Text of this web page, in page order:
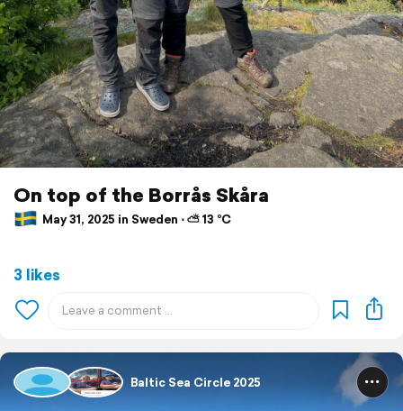
On top of the Borrås Skåra
May 31, 2025 in Sweden ⋅ ⛅ 13 °C
3 likes
Baltic Sea Circle 2025